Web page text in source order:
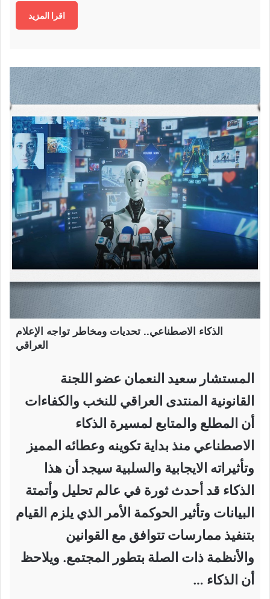
اقرا المزيد
الذكاء الاصطناعي.. تحديات ومخاطر تواجه الإعلام
العراقي
المستشار سعيد النعمان عضو اللجنة
القانونية المنتدى العراقي للنخب والكفاءات
أن المطلع والمتابع لمسيرة الذكاء
الاصطناعي منذ بداية تكوينه وعطائه المميز
وتأثيراته الايجابية والسلبية سيجد أن هذا
الذكاء قد أحدث ثورة في عالم تحليل وأتمتة
البيانات وتأثير الحوكمة الأمر الذي يلزم القيام
بتنفيذ ممارسات تتوافق مع القوانين
والأنظمة ذات الصلة بتطور المجتمع. ويلاحظ
أن الذكاء …